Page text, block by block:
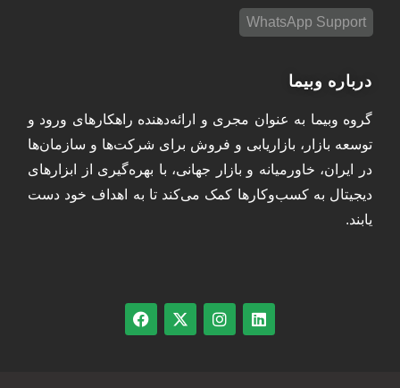
WhatsApp Support
درباره وبیما
گروه وبیما به عنوان مجری و ارائه‌دهنده راهکارهای ورود و
توسعه بازار، بازاریابی و فروش برای شرکت‌ها و سازمان‌ها
در ایران، خاورمیانه و بازار جهانی، با بهره‌گیری از ابزارهای
دیجیتال به کسب‌وکارها کمک می‌کند تا به اهداف خود دست
یابند.